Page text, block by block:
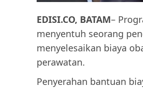
EDISI.CO, BATAM–
menyentuh seorang
menyelesaikan biaya
perawatan.
Penyerahan bantuan